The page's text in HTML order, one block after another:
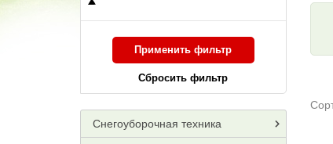
Применить фильтр
Сбросить фильтр
Снегоуборочная техника